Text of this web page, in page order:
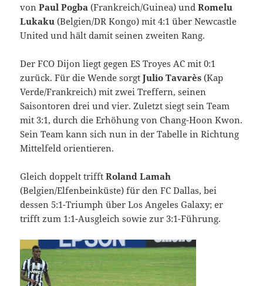
vonPaul Pogba (Frankreich/Guinea) undRomelu
Lukaku (Belgien/DR Kongo) mit 4:1 über Newcastle
United und hält damit seinen zweiten Rang.
Der FCO Dijon liegt gegen ES Troyes AC mit 0:1
zurück. Für die Wende sorgtJulio Tavarès (Kap
Verde/Frankreich) mit zwei Treffern, seinen
Saisontoren drei und vier. Zuletzt siegt sein Team
mit 3:1, durch die Erhöhung von Chang-Hoon Kwon.
Sein Team kann sich nun in der Tabelle in Richtung
Mittelfeld orientieren.
Gleich doppelt trifftRoland Lamah
(Belgien/Elfenbeinküste) für den FC Dallas, bei
dessen 5:1-Triumph über Los Angeles Galaxy; er
trifft zum 1:1-Ausgleich sowie zur 3:1-Führung.